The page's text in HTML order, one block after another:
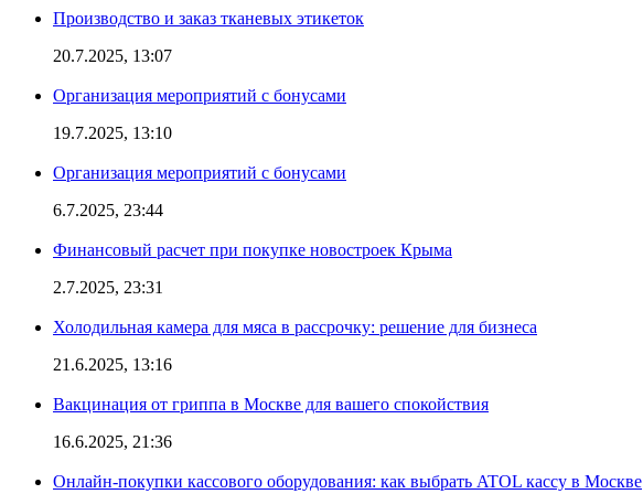
Производство и заказ тканевых этикеток
20.7.2025, 13:07
Организация мероприятий с бонусами
19.7.2025, 13:10
Организация мероприятий с бонусами
6.7.2025, 23:44
Финансовый расчет при покупке новостроек Крыма
2.7.2025, 23:31
Холодильная камера для мяса в рассрочку: решение для бизнеса
21.6.2025, 13:16
Вакцинация от гриппа в Москве для вашего спокойствия
16.6.2025, 21:36
Онлайн-покупки кассового оборудования: как выбрать ATOL кассу в Москве